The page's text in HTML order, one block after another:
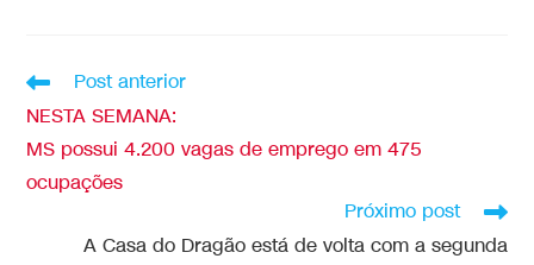
Post anterior
NESTA SEMANA:
MS possui 4.200 vagas de emprego em 475
ocupações
Próximo post
A Casa do Dragão está de volta com a segunda